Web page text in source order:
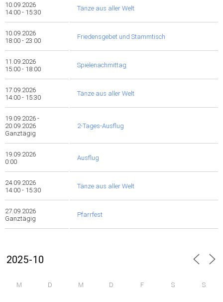
10.09.2026
14:00 - 15:30
Tänze aus aller Welt
10.09.2026
18:00 - 23:00
Friedensgebet und Stammtisch
11.09.2026
15:00 - 18:00
Spielenachmittag
17.09.2026
14:00 - 15:30
Tänze aus aller Welt
19.09.2026 -
20.09.2026
Ganztägig
2-Tages-Ausflug
19.09.2026
0:00
Ausflug
24.09.2026
14:00 - 15:30
Tänze aus aller Welt
27.09.2026
Ganztägig
Pfarrfest
M D M D F S S